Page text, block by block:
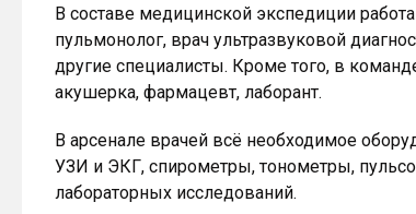
В составе медицинской экспедиции
пульмонолог, врач ультразвуковой
другие специалисты. Кроме того, в
акушерка, фармацевт, лаборант.
В арсенале врачей всё необходимое
УЗИ и ЭКГ, спирометры, тонометры,
лабораторных исследований.